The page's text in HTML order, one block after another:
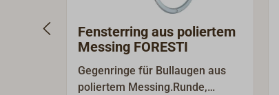
Fensterring aus poliertem
Messing FORESTI
Gegenringe für Bullaugen aus
poliertem Messing.Runde,